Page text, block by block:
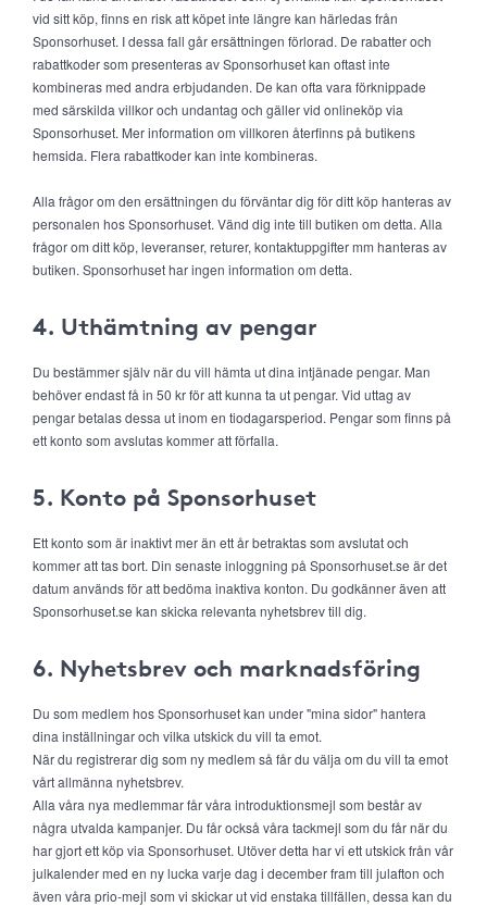
vid sitt köp, finns en risk att köpet inte längre kan härledas från
Sponsorhuset. I dessa fall går ersättningen förlorad. De rabatter och
rabattkoder som presenteras av Sponsorhuset kan oftast inte
kombineras med andra erbjudanden. De kan ofta vara förknippade
med särskilda villkor och undantag och gäller vid onlineköp via
Sponsorhuset. Mer information om villkoren återfinns på butikens
hemsida. Flera rabattkoder kan inte kombineras.
Alla frågor om den ersättningen du förväntar dig för ditt köp hanteras av
personalen hos Sponsorhuset. Vänd dig inte till butiken om detta. Alla
frågor om ditt köp, leveranser, returer, kontaktuppgifter mm hanteras av
butiken. Sponsorhuset har ingen information om detta.
4. Uthämtning av pengar
Du bestämmer själv när du vill hämta ut dina intjänade pengar. Man
behöver endast få in 50 kr för att kunna ta ut pengar. Vid uttag av
pengar betalas dessa ut inom en tiodagarsperiod. Pengar som finns på
ett konto som avslutas kommer att förfalla.
5. Konto på Sponsorhuset
Ett konto som är inaktivt mer än ett år betraktas som avslutat och
kommer att tas bort. Din senaste inloggning på Sponsorhuset.se är det
datum används för att bedöma inaktiva konton. Du godkänner även att
Sponsorhuset.se kan skicka relevanta nyhetsbrev till dig.
6. Nyhetsbrev och marknadsföring
Du som medlem hos Sponsorhuset kan under "mina sidor" hantera
dina inställningar och vilka utskick du vill ta emot.
När du registrerar dig som ny medlem så får du välja om du vill ta emot
vårt allmänna nyhetsbrev.
Alla våra nya medlemmar får våra introduktionsmejl som består av
några utvalda kampanjer. Du får också våra tackmejl som du får när du
har gjort ett köp via Sponsorhuset. Utöver detta har vi ett utskick från vår
julkalender med en ny lucka varje dag i december fram till julafton och
även våra prio-mejl som vi skickar ut vid enstaka tillfällen, dessa kan du